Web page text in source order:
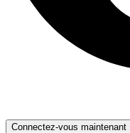
Connectez-vous maintenant